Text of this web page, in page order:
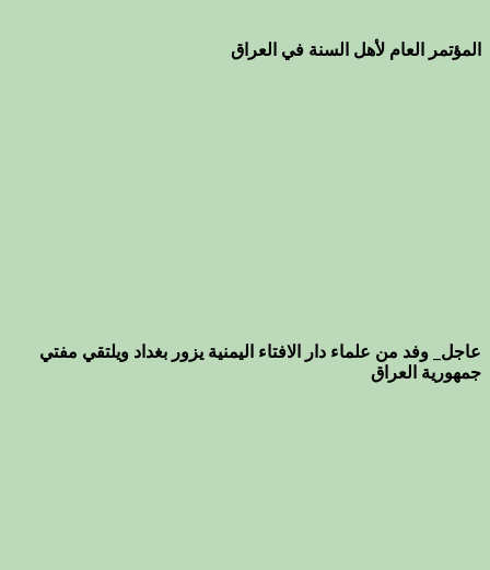
المؤتمر العام لأهل السنة في العراق
عاجل_ وفد من علماء دار الافتاء اليمنية يزور بغداد ويلتقي مفتي
جمهورية العراق